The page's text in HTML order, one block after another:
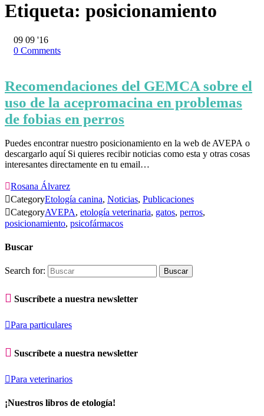
Etiqueta: posicionamiento
09 09 '16
0 Comments
Recomendaciones del GEMCA sobre el
uso de la acepromacina en problemas
de fobias en perros
Puedes encontrar nuestro posicionamiento en la web de AVEPA o
descargarlo aquí Si quieres recibir noticias como esta y otras cosas
interesantes directamente en tu email…
Rosana Álvarez
CategoryEtología canina, Noticias, Publicaciones
CategoryAVEPA, etología veterinaria, gatos, perros,
posicionamiento, psicofármacos
Buscar
Search for:
 Suscríbete a nuestra newsletter
Para particulares
 Suscríbete a nuestra newsletter
Para veterinarios
¡Nuestros libros de etología!